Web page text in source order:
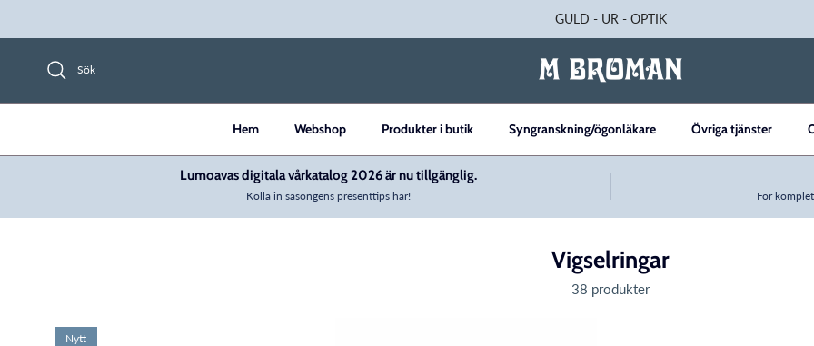
GULD - UR - OPTIK
Sök
Hem Webshop Produkter i butik Syngranskning/ögonläkare Övriga tjänster
Lumoavas digitala vårkatalog 2026 är nu tillgänglig.
Kolla in säsongens presenttips här! För
Vigselringar
38 produkter
Nytt